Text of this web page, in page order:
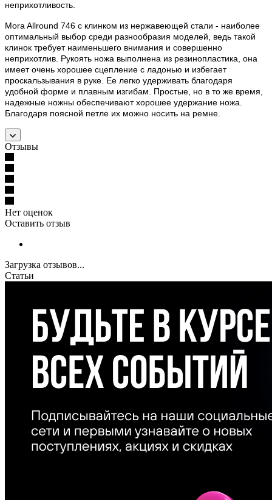
неприхотливость.
Mora Allround 746 с клинком из нержавеющей стали - наиболее
оптимальный выбор среди разнообразия моделей, ведь такой
клинок требует наименьшего внимания и совершенно
неприхотлив. Рукоять ножа выполнена из резинопластика, она
имеет очень хорошее сцепление с ладонью и избегает
проскальзывания в руке. Ее легко удерживать благодаря
удобной форме и плавным изгибам. Простые, но в то же время,
надежные ножны обеспечивают хорошее удержание ножа.
Благодаря поясной петле их можно носить на ремне.
Отзывы
Нет оценок
Оставить отзыв
Загрузка отзывов...
Статьи